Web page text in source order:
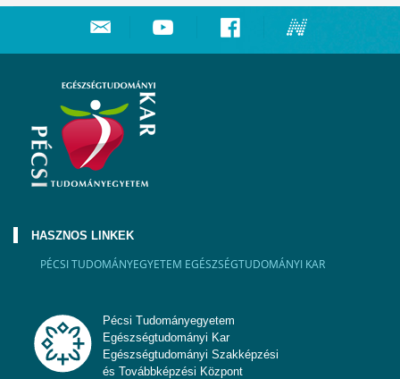
HASZNOS LINKEK
PÉCSI TUDOMÁNYEGYETEM EGÉSZSÉGTUDOMÁNYI KAR
Pécsi Tudományegyetem
Egészségtudományi Kar
Egészségtudományi Szakképzési
és Továbbképzési Központ